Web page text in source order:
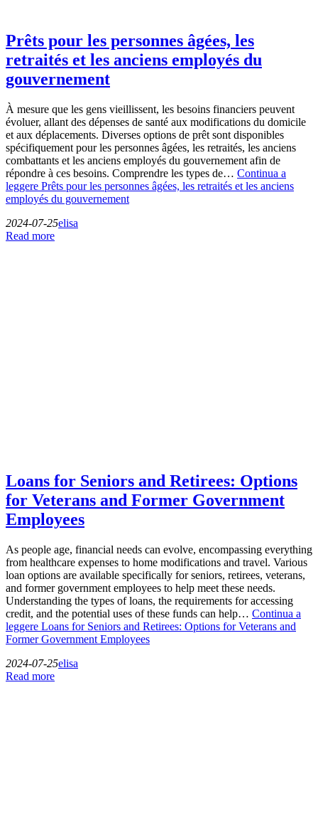
Prêts pour les personnes âgées, les
retraités et les anciens employés du
gouvernement
À mesure que les gens vieillissent, les besoins financiers peuvent
évoluer, allant des dépenses de santé aux modifications du domicile
et aux déplacements. Diverses options de prêt sont disponibles
spécifiquement pour les personnes âgées, les retraités, les anciens
combattants et les anciens employés du gouvernement afin de
répondre à ces besoins. Comprendre les types de… Continua a
leggere Prêts pour les personnes âgées, les retraités et les anciens
employés du gouvernement
2024-07-25elisa
Read more
Loans for Seniors and Retirees: Options
for Veterans and Former Government
Employees
As people age, financial needs can evolve, encompassing everything
from healthcare expenses to home modifications and travel. Various
loan options are available specifically for seniors, retirees, veterans,
and former government employees to help meet these needs.
Understanding the types of loans, the requirements for accessing
credit, and the potential uses of these funds can help… Continua a
leggere Loans for Seniors and Retirees: Options for Veterans and
Former Government Employees
2024-07-25elisa
Read more